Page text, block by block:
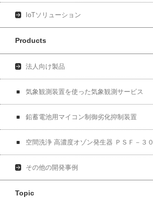
IoTソリューション
Products
法人向け製品
気象観測装置を使った気象観測サービス
鉛蓄電池用マイコン制御劣化抑制装置
空間洗浄 高濃度オゾン発生器 ＰＳＦ－３
その他の開発事例
Topic